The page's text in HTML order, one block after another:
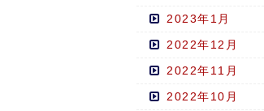
2023年1月
2022年12月
2022年11月
2022年10月